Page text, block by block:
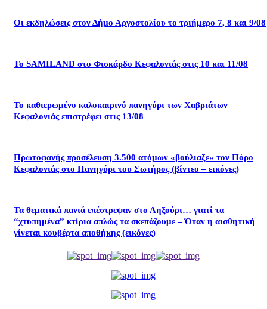
Οι εκδηλώσεις στον Δήμο Αργοστολίου το τριήμερο 7, 8 και 9/08
Το SAMILAND στο Φισκάρδο Κεφαλονιάς στις 10 και 11/08
Το καθιερωμένο καλοκαιρινό πανηγύρι των Χαβριάτων
Κεφαλονιάς επιστρέφει στις 13/08
Πρωτοφανής προσέλευση 3.500 ατόμων «βούλιαξε» τον Πόρο
Κεφαλονιάς στο Πανηγύρι του Σωτήρος (βίντεο – εικόνες)
Τα θεματικά πανιά επέστρεψαν στο Ληξούρι… γιατί τα
“χτυπημένα” κτίρια απλώς τα σκεπάζουμε – Όταν η αισθητική
γίνεται κουβέρτα αποθήκης (εικόνες)